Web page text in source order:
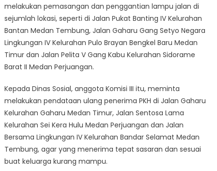
melakukan pemasangan dan penggantian lampu jalan di
sejumlah lokasi, seperti di Jalan Pukat Banting IV Kelurahan
Bantan Medan Tembung, Jalan Gaharu Gang Setyo Negara
Lingkungan IV Kelurahan Pulo Brayan Bengkel Baru Medan
Timur dan Jalan Pelita V Gang Kabu Kelurahan Sidorame
Barat II Medan Perjuangan.
Kepada Dinas Sosial, anggota Komisi III itu, meminta
melakukan pendataan ulang penerima PKH di Jalan Gaharu
Kelurahan Gaharu Medan Timur, Jalan Sentosa Lama
Kelurahan Sei Kera Hulu Medan Perjuangan dan Jalan
Bersama Lingkungan IV Kelurahan Bandar Selamat Medan
Tembung, agar yang menerima tepat sasaran dan sesuai
buat keluarga kurang mampu.